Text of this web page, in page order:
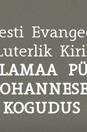
KOGUDUS